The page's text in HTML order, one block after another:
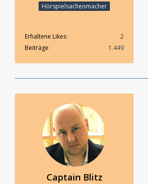
Hörspielsachenmacher
Erhaltene Likes
2
Beiträge
1.449
Captain Blitz